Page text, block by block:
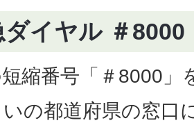
イヤル ＃8000
縮番号「＃8000」
の都道府県の窓口